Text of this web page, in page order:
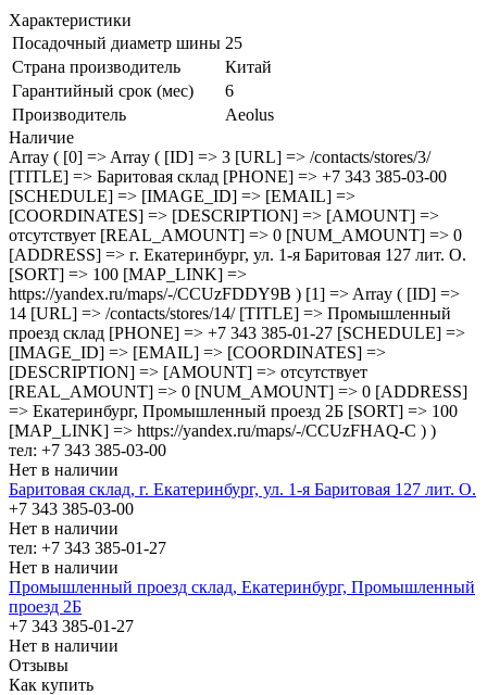
Характеристики
Посадочный диаметр шины 25
Страна производитель
Китай
Гарантийный срок (мес)
6
Производитель
Aeolus
Наличие
Array ( [0] => Array ( [ID] => 3 [URL] => /contacts/stores/3/
[TITLE] => Баритовая склад [PHONE] => +7 343 385-03-00
[SCHEDULE] => [IMAGE_ID] => [EMAIL] =>
[COORDINATES] => [DESCRIPTION] => [AMOUNT] =>
отсутствует [REAL_AMOUNT] => 0 [NUM_AMOUNT] => 0
[ADDRESS] => г. Екатеринбург, ул. 1-я Баритовая 127 лит. О.
[SORT] => 100 [MAP_LINK] =>
https://yandex.ru/maps/-/CCUzFDDY9B ) [1] => Array ( [ID] =>
14 [URL] => /contacts/stores/14/ [TITLE] => Промышленный
проезд cклад [PHONE] => +7 343 385-01-27 [SCHEDULE] =>
[IMAGE_ID] => [EMAIL] => [COORDINATES] =>
[DESCRIPTION] => [AMOUNT] => отсутствует
[REAL_AMOUNT] => 0 [NUM_AMOUNT] => 0 [ADDRESS]
=> Екатеринбург, Промышленный проезд 2Б [SORT] => 100
[MAP_LINK] => https://yandex.ru/maps/-/CCUzFHAQ-C ) )
тел: +7 343 385-03-00
Нет в наличии
Баритовая склад, г. Екатеринбург, ул. 1-я Баритовая 127 лит. О.
+7 343 385-03-00
Нет в наличии
тел: +7 343 385-01-27
Нет в наличии
Промышленный проезд cклад, Екатеринбург, Промышленный
проезд 2Б
+7 343 385-01-27
Нет в наличии
Отзывы
Как купить